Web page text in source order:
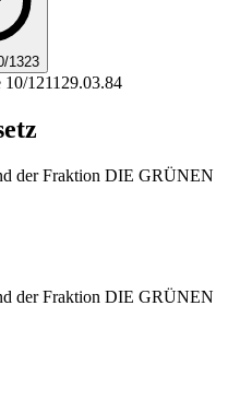
1323
1211 29.03.84
der Fraktion DIE GRÜNEN
der Fraktion DIE GRÜNEN